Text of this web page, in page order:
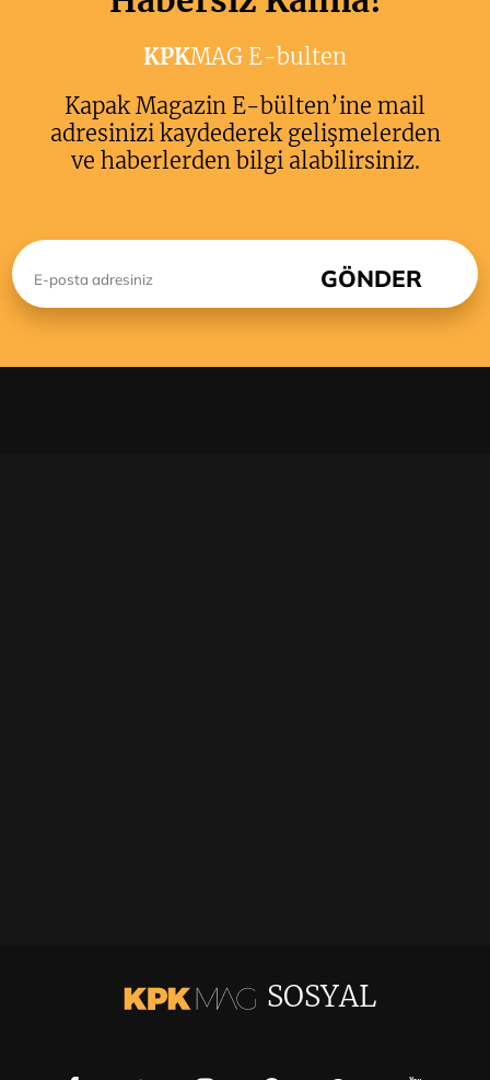
KPKMAG E-bulten
Kapak Magazin E-bülten’ine mail
adresinizi kaydederek gelişmelerden
ve haberlerden bilgi alabilirsiniz.
SOSYAL